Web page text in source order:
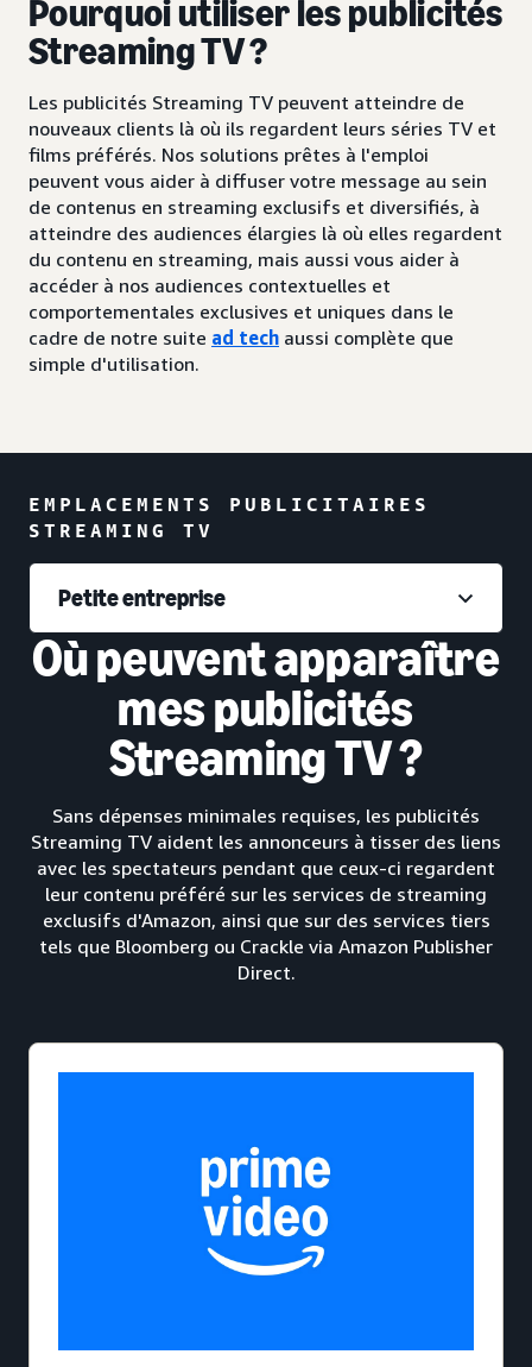
Pourquoi utiliser les publicités
Streaming TV ?
Les publicités Streaming TV peuvent atteindre de
nouveaux clients là où ils regardent leurs séries TV et
films préférés. Nos solutions prêtes à l'emploi
peuvent vous aider à diffuser votre message au sein
de contenus en streaming exclusifs et diversifiés, à
atteindre des audiences élargies là où elles regardent
du contenu en streaming, mais aussi vous aider à
accéder à nos audiences contextuelles et
comportementales exclusives et uniques dans le
cadre de notre suite ad tech aussi complète que
simple d'utilisation.
EMPLACEMENTS PUBLICITAIRES
STREAMING TV
Petite entreprise
Où peuvent apparaître
mes publicités
Streaming TV ?
Sans dépenses minimales requises, les publicités
Streaming TV aident les annonceurs à tisser des liens
avec les spectateurs pendant que ceux-ci regardent
leur contenu préféré sur les services de streaming
exclusifs d'Amazon, ainsi que sur des services tiers
tels que Bloomberg ou Crackle via Amazon Publisher
Direct.